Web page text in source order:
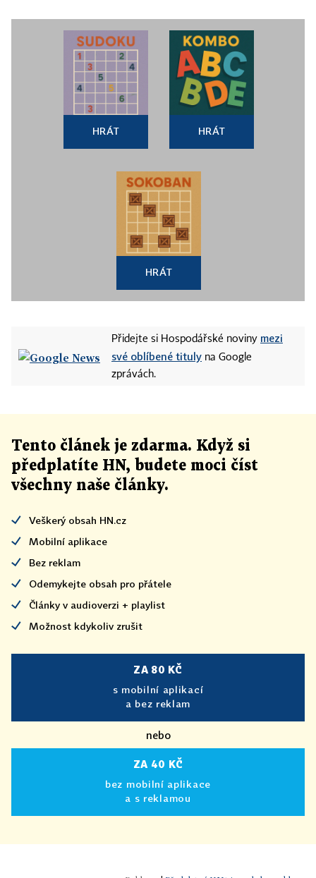
HRÁT HRÁT
HRÁT
Přidejte si Hospodářské noviny mezi
své oblíbené tituly na Google
zprávách.
Tento článek je zdarma. Když si
předplatíte HN, budete moci číst
všechny naše články.
Veškerý obsah HN.cz
Mobilní aplikace
Bez reklam
Odemykejte obsah pro přátele
Články v audioverzi + playlist
Možnost kdykoliv zrušit
ZA 80 KČ
s mobilní aplikací
a bez reklam
nebo
ZA 40 KČ
bez mobilní aplikace
a s reklamou